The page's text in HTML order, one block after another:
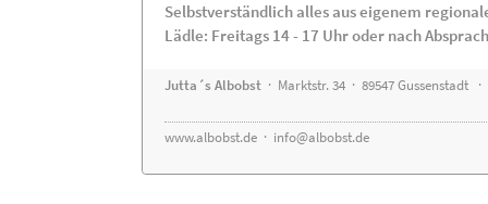
Selbstverständlich alles aus eigenem
Lädle: Freitags 14 - 17 Uhr oder nach
Jutta´s Albobst · Marktstr. 34 · 89547 Gussenstadt ·
www.albobst.de · info@albobst.de